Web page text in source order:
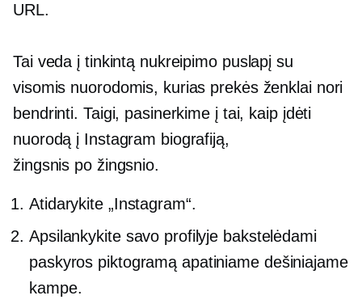
URL.
Tai veda į tinkintą nukreipimo puslapį su
visomis nuorodomis, kurias prekės ženklai nori
bendrinti. Taigi, pasinerkime į tai, kaip įdėti
nuorodą į Instagram biografiją,
žingsnis po žingsnio.
Atidarykite „Instagram“.
Apsilankykite savo profilyje bakstelėdami
paskyros piktogramą apatiniame dešiniajame
kampe.